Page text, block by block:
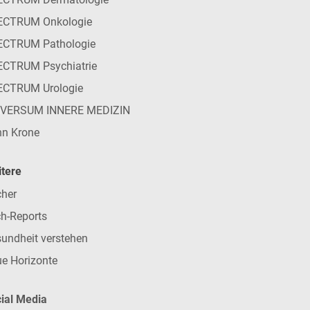
Onkologie
Pathologie
Psychiatrie
Urologie
INNERE MEDIZIN
Krone
Reports
verstehen
Horizonte
Media